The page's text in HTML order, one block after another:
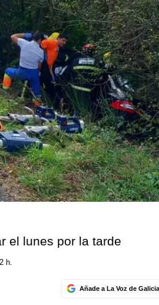
el lunes por la tarde
h.
Añade a La Voz de